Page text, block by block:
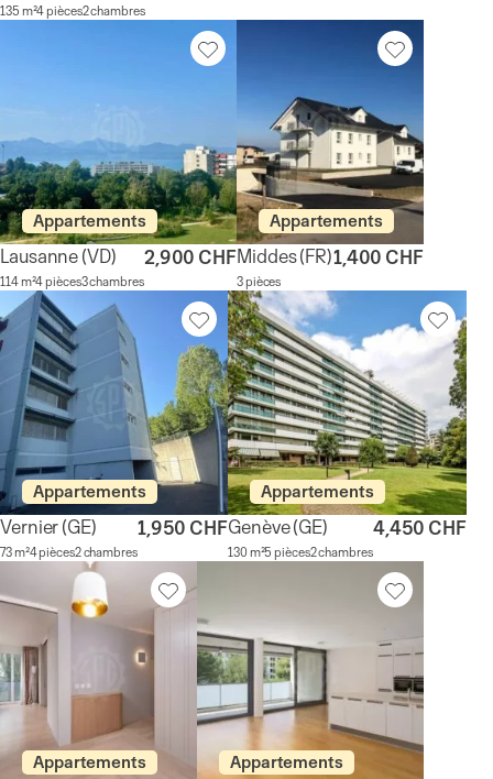
135 m²4 pièces2 chambres
Appartements
Lausanne(VD)
114 m²4 pièces3 chambres
2,900 CHF
Appartements
Middes(FR)
3 pièces
1,400 CHF
Appartements
Vernier(GE)
73 m²4 pièces2 chambres
1,950 CHF
Appartements
Genève(GE)
130 m²5 pièces2 chambres
4,450 CHF
Appartements Appartements